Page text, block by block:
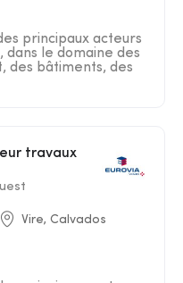
principaux acteurs
dans le domaine des
des bâtiments, des
Vire, Calvados